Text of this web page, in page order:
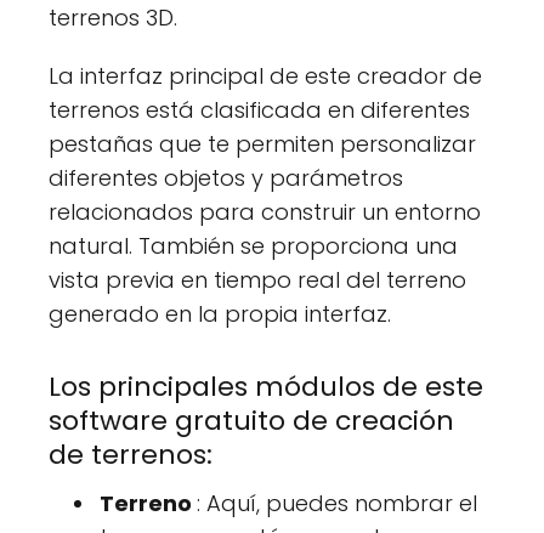
terrenos 3D.
La interfaz principal de este creador de
terrenos está clasificada en diferentes
pestañas que te permiten personalizar
diferentes objetos y parámetros
relacionados para construir un entorno
natural. También se proporciona una
vista previa en tiempo real del terreno
generado en la propia interfaz.
Los principales módulos de este
software gratuito de creación
de terrenos:
Terreno : Aquí, puedes nombrar el